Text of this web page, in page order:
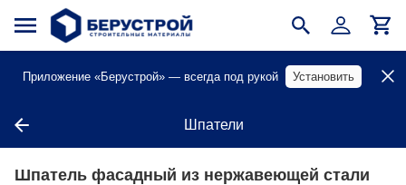
Приложение «Берустрой» — всегда под рукой Установить
Шпатели
Шпатель фасадный из нержавеющей стали